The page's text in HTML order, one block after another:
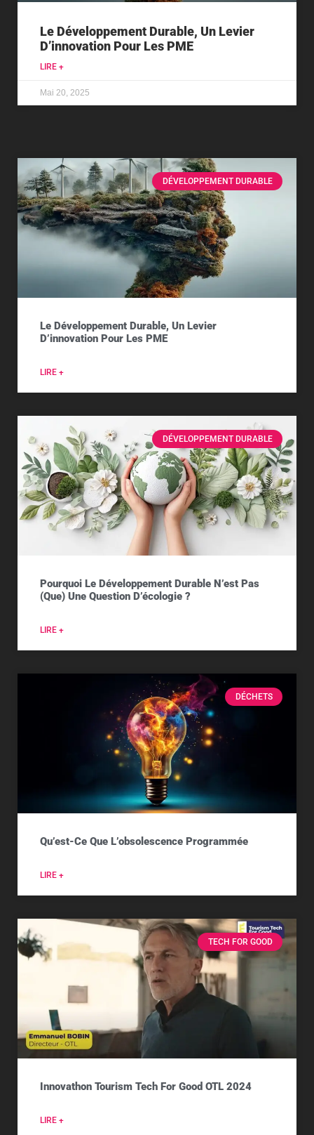
Le Développement Durable, Un Levier
D’innovation Pour Les PME
LIRE +
Mai 20, 2025
DÉVELOPPEMENT DURABLE
Le Développement Durable, Un Levier
D’innovation Pour Les PME
LIRE +
DÉVELOPPEMENT DURABLE
Pourquoi Le Développement Durable N’est Pas
(que) Une Question D’écologie ?
LIRE +
DÉCHETS
Qu’est-Ce Que L’obsolescence Programmée
LIRE +
TECH FOR GOOD
Innovathon Tourism Tech For Good OTL 2024
LIRE +